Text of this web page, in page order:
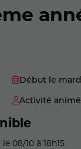
Début le
Activité
le 08/10 à 18h15